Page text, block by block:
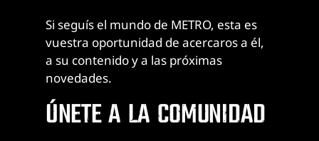
Si seguís el mundo de METRO, esta es
vuestra oportunidad de acercaros a él,
a su contenido y a las próximas
novedades.
ÚNETE A LA COMUNIDAD